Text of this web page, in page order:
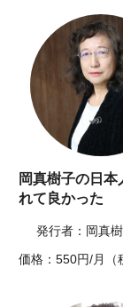
岡真樹子の日本
れて良かった
発行者：岡真
価格：550円/月（